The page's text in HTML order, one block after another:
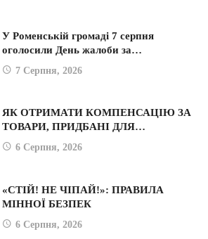
У Роменській громаді 7 серпня
оголосили День жалоби за…
7 Серпня, 2026
ЯК ОТРИМАТИ КОМПЕНСАЦІЮ ЗА
ТОВАРИ, ПРИДБАНІ ДЛЯ…
6 Серпня, 2026
«СТІЙ! НЕ ЧІПАЙ!»: ПРАВИЛА
МІННОЇ БЕЗПЕК
6 Серпня, 2026